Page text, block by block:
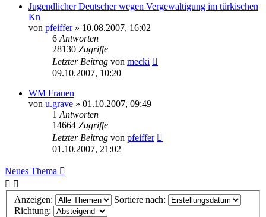
Jugendlicher Deutscher wegen Vergewaltigung im türkischen
Kn
von pfeiffer» 10.08.2007, 16:02
6 Antworten
28130 Zugriffe
Letzter Beitrag von mecki
09.10.2007, 10:20
WM Frauen
von u.grave » 01.10.2007, 09:49
1 Antworten
14664 Zugriffe
Letzter Beitrag von pfeiffer
01.10.2007, 21:02
Neues Thema
Anzeigen:
Sortiere nach:
Richtung: